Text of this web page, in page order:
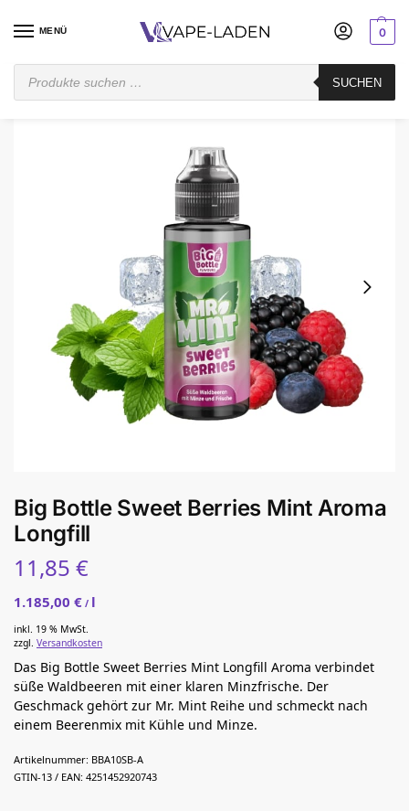
MENÜ
SUCHEN
0
Startseite / Mischen / Big Bottle Sweet Berries Mint Aroma Longfill
Big Bottle Sweet Berries Mint Aroma
Longfill
11,85 €
1.185,00 € / l
inkl. 19 % MwSt.
zzgl. Versandkosten
Das Big Bottle Sweet Berries Mint Longfill Aroma verbindet
süße Waldbeeren mit einer klaren Minzfrische. Der
Geschmack gehört zur Mr. Mint Reihe und schmeckt nach
einem Beerenmix mit Kühle und Minze.
Artikelnummer: BBA10SB-A
GTIN-13 / EAN: 4251452920743